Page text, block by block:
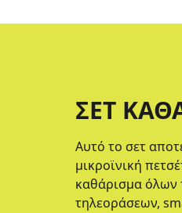
ΣΕΤ
Αυτό το σετ
μικροϊνική
καθάρισμα όλων
τηλεοράσεων,